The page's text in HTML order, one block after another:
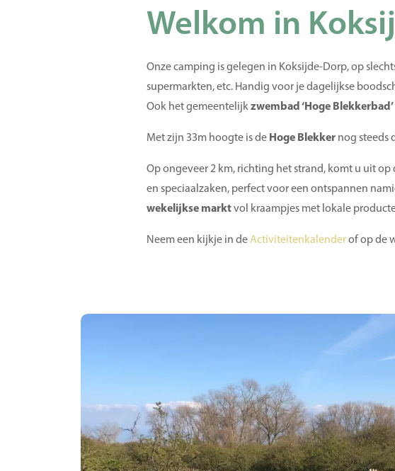
Welkom in
Onze camping is gelegen in Koksijde-Dorp, op
supermarkten, etc. Handig voor je dagelijkse
Ook het gemeentelijkzwembad ‘Hoge Blekkerbad’
Met zijn 33m hoogte is de Hoge Blekker nog steeds
Op ongeveer 2 km, richting het strand, komt u uit op
en speciaalzaken, perfect voor een ontspannen
wekelijkse marktvol kraampjes met lokale
Neem een kijkje in deActiviteitenkalenderof op de